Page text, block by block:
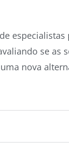
de especialistas
se as
uma nova